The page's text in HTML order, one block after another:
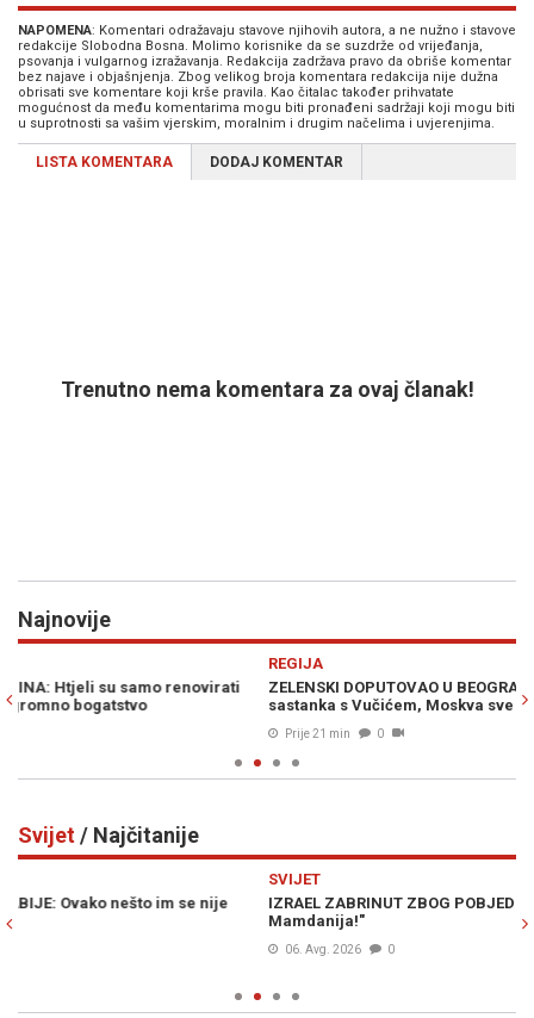
NAPOMENA: Komentari odražavaju stavove njihovih autora, a ne nužno i stavove
redakcije Slobodna Bosna. Molimo korisnike da se suzdrže od vrijeđanja,
psovanja i vulgarnog izražavanja. Redakcija zadržava pravo da obriše komentar
bez najave i objašnjenja. Zbog velikog broja komentara redakcija nije dužna
obrisati sve komentare koji krše pravila. Kao čitalac također prihvatate
mogućnost da među komentarima mogu biti pronađeni sadržaji koji mogu biti
u suprotnosti sa vašim vjerskim, moralnim i drugim načelima i uvjerenjima.
LISTA KOMENTARA DODAJ KOMENTAR
Trenutno nema komentara za ovaj članak!
Najnovije
ZELENSKI DOPUTOVAO U BEOGRAD: Oglasio se uoči sutrašnjeg
sastanka s Vučićem, Moskva sve pomno prati
Svijet/ Najčitanije
IZRAEL ZABRINUT ZBOG POBJEDE EL-SAYEDA: "Ovo je gore od